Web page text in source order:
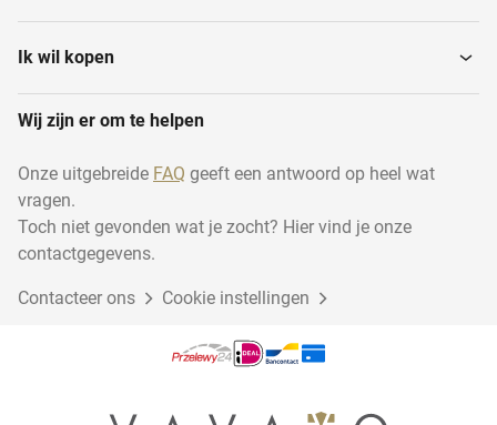
Ik wil kopen
Wij zijn er om te helpen
Onze uitgebreide FAQ geeft een antwoord op heel wat
vragen.
Toch niet gevonden wat je zocht? Hier vind je onze
contactgegevens.
Contacteer ons Cookie instellingen